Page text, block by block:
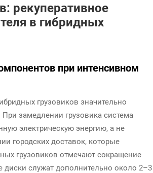
рекуперативное
в гибридных
при интенсивном
грузовиков значительно
замедлении грузовика система
электрическую энергию, а не
городских доставок, которые
грузовиков отмечают сокращение
служат дополнительно около 2–3